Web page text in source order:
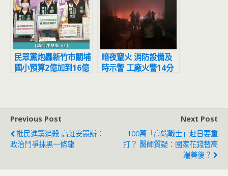
民眾黨炮轟新竹市關埔
國小預算2億加到16億
暗夜竄火 消防設備及
時示警 工廠火警14分
Previous Post
批民進黨追殺 高虹安競辦：
政治鬥爭抹黑一條龍
Next Post
100萬「高端戰士」赴日要重
打？ 醫師質疑：國家花錢替高
端善後？